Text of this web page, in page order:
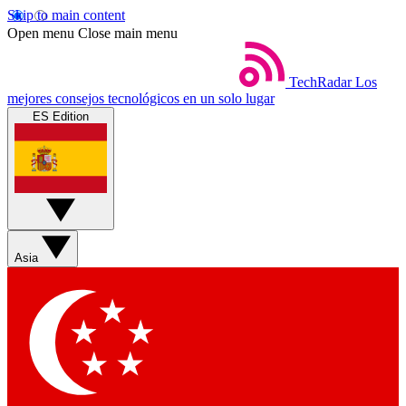
Skip to main content
Open menu Close main menu
TechRadar Los
mejores consejos tecnológicos en un solo lugar
ES Edition
Asia